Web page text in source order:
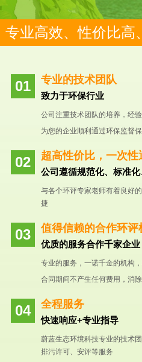
专业高效、性价比高
专业的技术团队
致力于环保行业
公司注重技术团队的培养，经
为您的企业顺利通过环保监督
超高性价比，一次性
公司遵循规范化、标准
与各个环评专家老师有着良好
捷
值得信赖的合作环评
优质的服务合作千家企业
专业的服务，一诺千金的机构
合同期间不产生任何费用，消
全程服务
快速响应+专业指导
蔚蓝生态环境科技专业的技术
排污许可、安评等服务